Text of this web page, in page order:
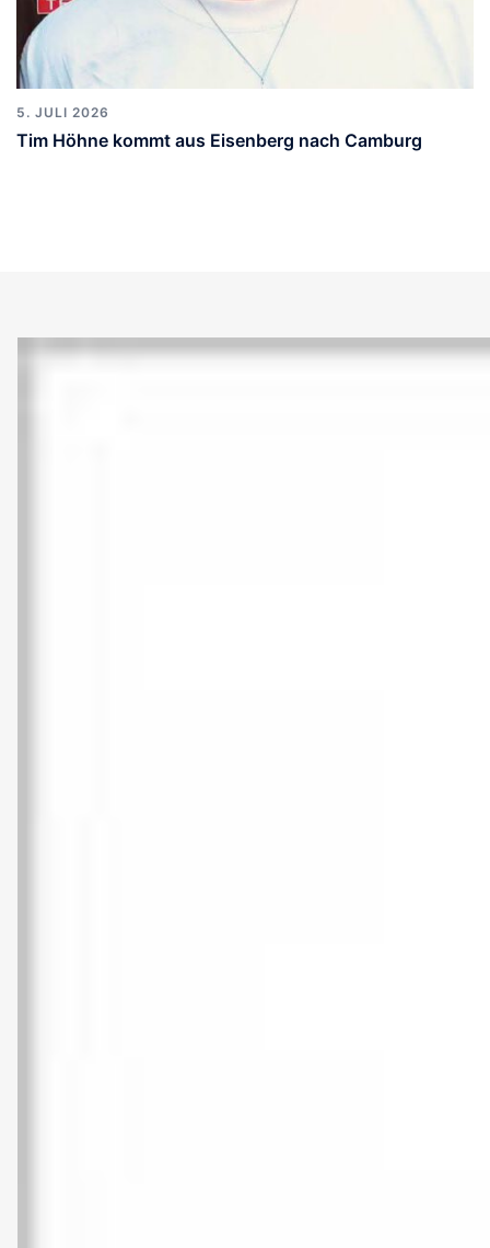
5. JULI 2026
Tim Höhne kommt aus Eisenberg nach Camburg